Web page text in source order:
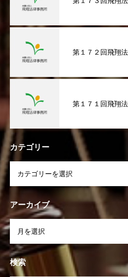
第１７２回飛翔
第１７１回飛翔
カテゴリー
アーカイブ
検索